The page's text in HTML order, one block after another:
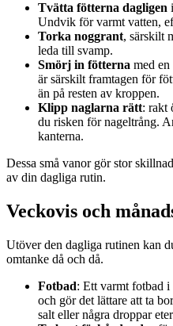
Tvätta fötterna dagligen
Undvik för varmt vatten,
Torka noggrant, särskilt
leda till svamp.
Smörj in fötterna med
är särskilt framtagen för
än på resten av kroppen.
Klipp naglarna rätt: rakt
du risken för nageltrång.
kanterna.
Dessa små vanor gör stor
av din dagliga rutin.
Veckovis och
Utöver den dagliga rutinen kan
omtanke då och då.
Fotbad: Ett varmt fotbad
och gör det lättare att ta
salt eller några droppar